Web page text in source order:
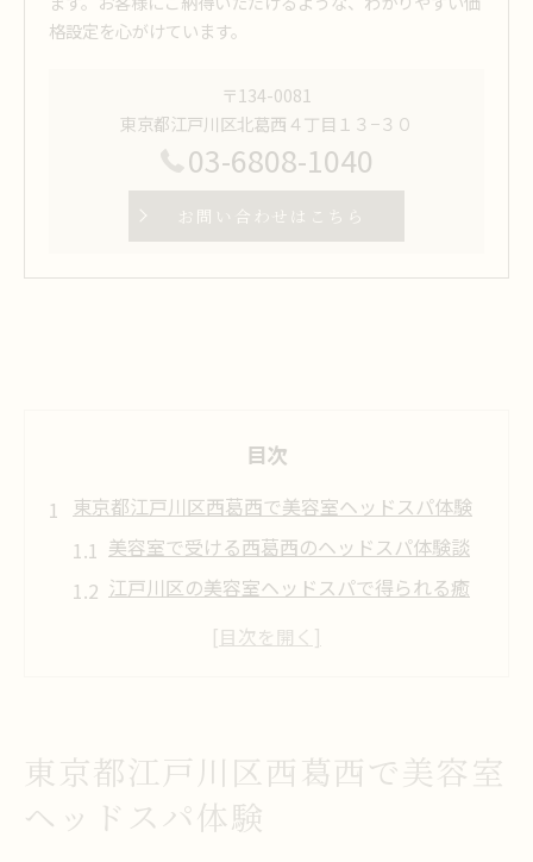
格設定を心がけています。
〒134-0081
東京都江戸川区北葛西４丁目１３−３０
03-6808-1040
お問い合わせはこちら
目次
東京都江戸川区西葛西で美容室ヘッドスパ体験
美容室で受ける西葛西のヘッドスパ体験談
江戸川区の美容室ヘッドスパで得られる癒
美容室のヘッドスパで頭皮ケアとリラック
ス両立
東京都江戸川区西葛西で美容室
ヘッドスパ体験